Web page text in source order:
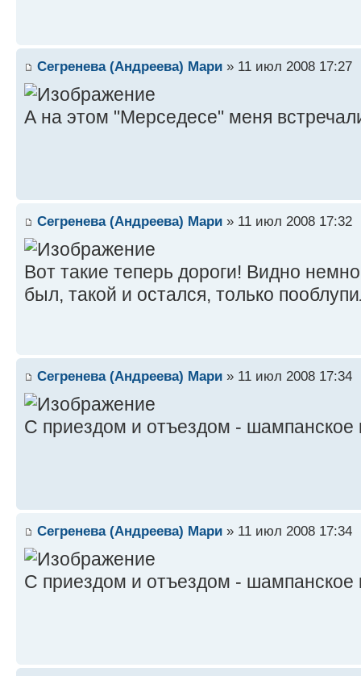
Сегренева (Андреева) Мари » 11 июл 2008 17:27
А на этом "Мерседесе" меня
Сегренева (Андреева) Мари » 11 июл 2008 17:32
Вот такие теперь дороги! Видно
был, такой и остался, только
Сегренева (Андреева) Мари » 11 июл 2008 17:34
С приездом и отъездом - шампанское
Сегренева (Андреева) Мари » 11 июл 2008 17:34
С приездом и отъездом - шампанское